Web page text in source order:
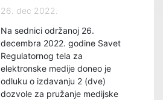
26. dec 2022.
Na sednici održanoj 26.
decembra 2022. godine Savet
Regulatornog tela za
elektronske medije doneo je
odluku o izdavanju 2 (dve)
dozvole za pružanje medijske